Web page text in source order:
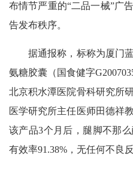
布情节严重的“二品一械”广
告发布秩序。
据通报称，标称为厦门
氨糖胶囊（国食健字
北京积水潭医院骨科研究所
医学研究所主任医师田德祥
该产品3个月后，腿脚不那
有效率91.38%，无任何不良